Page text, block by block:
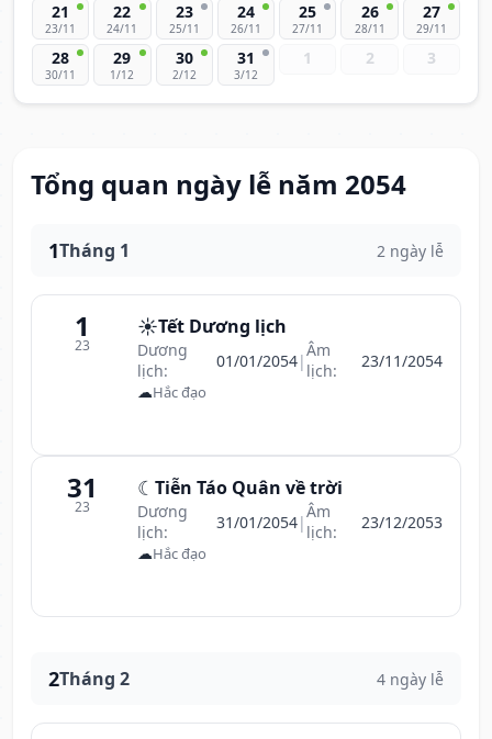
21
23/11
22
24/11
23
25/11
24
26/11
25
27/11
26
28/11
27
29/11
28
30/11
29
1/12
30
2/12
31
3/12
1 2 3
Tổng quan ngày lễ năm 2054
1Tháng 1 2 ngày lễ
1
23
☀️Tết Dương lịch
Dương
lịch:
01/01/2054|Âm
lịch:
23/11/2054
☁Hắc đạo
31
23
☾ Tiễn Táo Quân về trời
Dương
lịch:
31/01/2054|Âm
lịch:
23/12/2053
☁Hắc đạo
2Tháng 2 4 ngày lễ